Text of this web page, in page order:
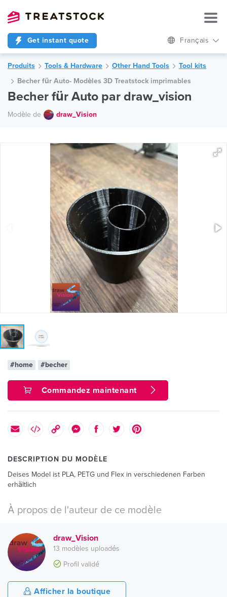
Get instant quote Français
Produits Tools & Hardware Other Hand Tools
Tool kits
Becher für Auto- Modèles 3D Treatstock imprimables
Becher für Auto par draw_vision
Modèle de draw_Vision
#home #becher
Commandez maintenant
DESCRIPTION DU MODÈLE
Deises Model ist PLA, PETG und Flex in verschiedenen Farben
erhältlich
À propos de l'auteur de ce modèle
draw_Vision
13 modèles uploadés
Profil validé
Afficher la boutique